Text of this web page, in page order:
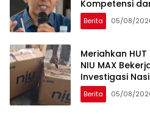
Kompetensi
Kedekatan
Berita 05/08/
Meriahkan
NIU MAX
Investigasi
Sponsor
45
Berita 05/08/